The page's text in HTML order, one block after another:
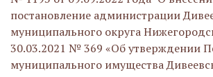
постановление администрации
муниципального округа
30.03.2021 № 369 «Об утверждении
муниципального имущества